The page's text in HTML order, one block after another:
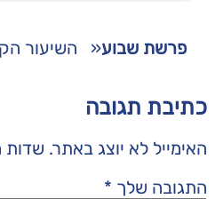
פרשת שבוע« השיעור
כתיבת תגובה
האימייל לא יוצג באתר. שדות
התגובה שלך *